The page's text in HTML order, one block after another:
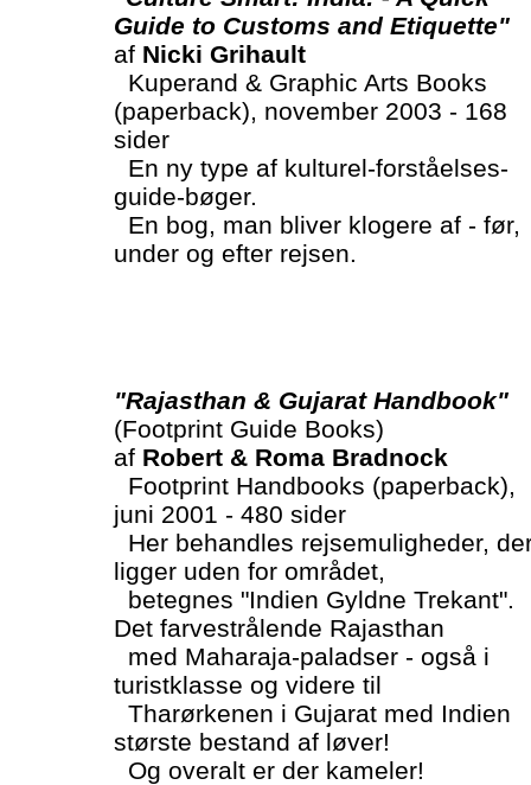
Guide to Customs and Etiquette"
af Nicki Grihault
Kuperand & Graphic Arts Books
(paperback), november 2003 - 168
sider
En ny type af kulturel-forståelses-
guide-bøger.
En bog, man bliver klogere af - før,
under og efter rejsen.
"Rajasthan & Gujarat Handbook"
(Footprint Guide Books)
af Robert & Roma Bradnock
Footprint Handbooks (paperback),
juni 2001 - 480 sider
Her behandles rejsemuligheder,
ligger uden for området,
betegnes "Indien Gyldne Trekant".
Det farvestrålende Rajasthan
med Maharaja-paladser - også i
turistklasse og videre til
Tharørkenen i Gujarat med Indien
største bestand af løver!
Og overalt er der kameler!